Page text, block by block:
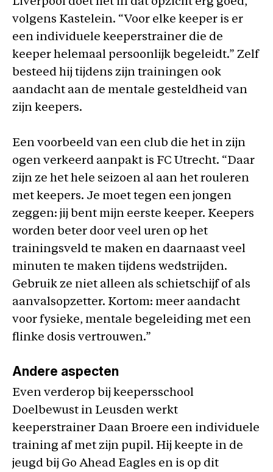
volgens Kastelein. “Voor elke keeper is er
een individuele keeperstrainer die de
keeper helemaal persoonlijk begeleidt.” Zelf
besteed hij tijdens zijn trainingen ook
aandacht aan de mentale gesteldheid van
zijn keepers.
Een voorbeeld van een club die het in zijn
ogen verkeerd aanpakt is FC Utrecht. “Daar
zijn ze het hele seizoen al aan het rouleren
met keepers. Je moet tegen een jongen
zeggen: jij bent mijn eerste keeper. Keepers
worden beter door veel uren op het
trainingsveld te maken en daarnaast veel
minuten te maken tijdens wedstrijden.
Gebruik ze niet alleen als schietschijf of als
aanvalsopzetter. Kortom: meer aandacht
voor fysieke, mentale begeleiding met een
flinke dosis vertrouwen.”
Andere aspecten
Even verderop bij keepersschool
Doelbewust in Leusden werkt
keeperstrainer Daan Broere een individuele
training af met zijn pupil. Hij keepte in de
jeugd bij Go Ahead Eagles en is op dit